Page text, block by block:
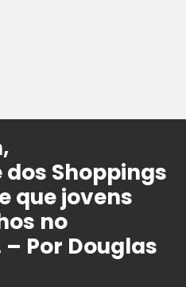
Shoppings
que jovens
no
Por Douglas